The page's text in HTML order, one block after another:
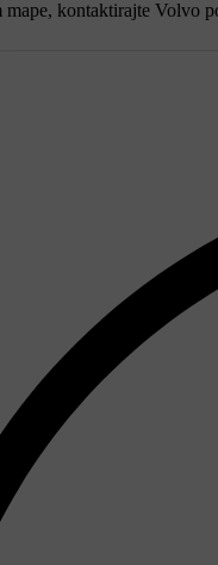
kontaktirajte Volvo